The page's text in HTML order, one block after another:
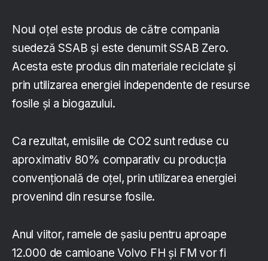
Noul oțel este produs de către compania
suedeză SSAB și este denumit SSAB Zero.
Acesta este produs din materiale reciclate și
prin utilizarea energiei independente de resurse
fosile și a biogazului.
Ca rezultat, emisiile de CO2 sunt reduse cu
aproximativ 80% comparativ cu producția
convențională de oțel, prin utilizarea energiei
provenind din resurse fosile.
Anul viitor, ramele de șasiu pentru aproape
12.000 de camioane Volvo FH și FM vor fi